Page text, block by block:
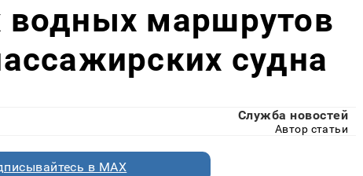
водных маршрутов
судна
Служба новостей
Автор статьи
в MAX